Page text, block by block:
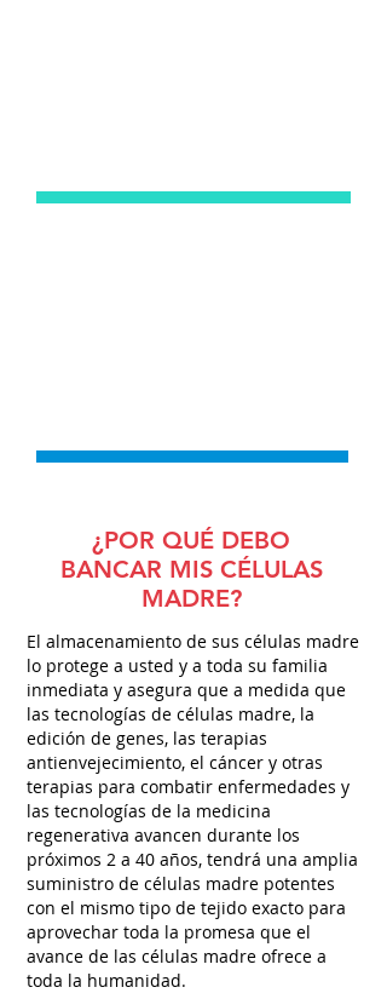
¿POR QUÉ DEBO
BANCAR MIS CÉLULAS
MADRE?
El almacenamiento de sus células madre
lo protege a usted y a toda su familia
inmediata y asegura que a medida que
las tecnologías de células madre, la
edición de genes, las terapias
antienvejecimiento, el cáncer y otras
terapias para combatir enfermedades y
las tecnologías de la medicina
regenerativa avancen durante los
próximos 2 a 40 años, tendrá una amplia
suministro de células madre potentes
con el mismo tipo de tejido exacto para
aprovechar toda la promesa que el
avance de las células madre ofrece a
toda la humanidad.